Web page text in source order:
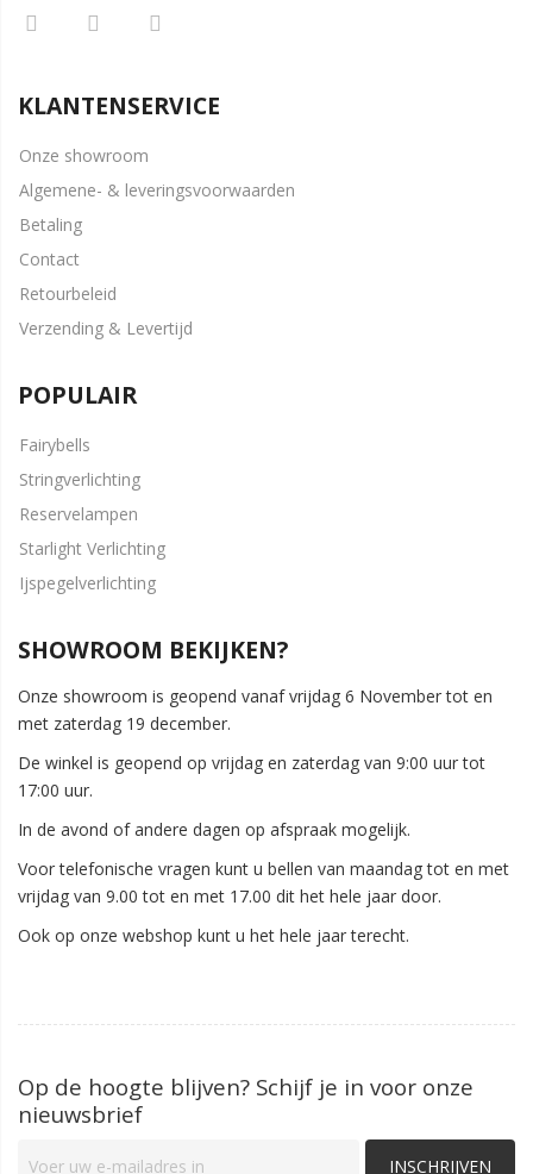
KLANTENSERVICE
Onze showroom
Algemene- & leveringsvoorwaarden
Betaling
Contact
Retourbeleid
Verzending & Levertijd
POPULAIR
Fairybells
Stringverlichting
Reservelampen
Starlight Verlichting
Ijspegelverlichting
SHOWROOM BEKIJKEN?
Onze showroom is geopend vanaf vrijdag 6 November tot en
met zaterdag 19 december.
De winkel is geopend op vrijdag en zaterdag van 9:00 uur tot
17:00 uur.
In de avond of andere dagen op afspraak mogelijk.
Voor telefonische vragen kunt u bellen van maandag tot en met
vrijdag van 9.00 tot en met 17.00 dit het hele jaar door.
Ook op onze webshop kunt u het hele jaar terecht.
Op de hoogte blijven? Schijf je in voor onze
nieuwsbrief
INSCHRIJVEN